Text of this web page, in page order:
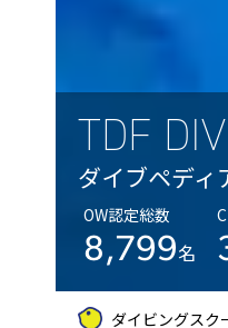
TDF
ダイブペディ
OW認定総数
8,799名
ダイビングスク